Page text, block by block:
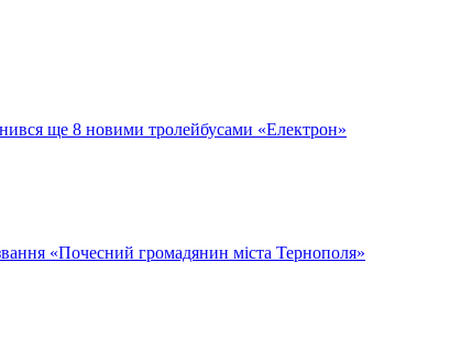
ще 8 новими тролейбусами «Електрон»
«Почесний громадянин міста Тернополя»